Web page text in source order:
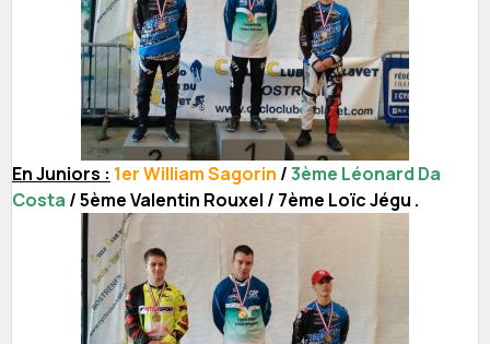
En Juniors : 1er William Sagorin /3ème Léonard Da
Costa / 5ème Valentin Rouxel / 7ème Loïc Jégu .